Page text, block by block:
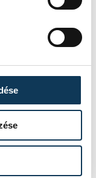
a Dunaferr
Dániel